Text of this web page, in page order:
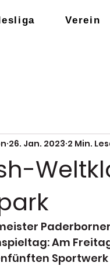
Verein
26. Jan. 2023 2 Min.
Am